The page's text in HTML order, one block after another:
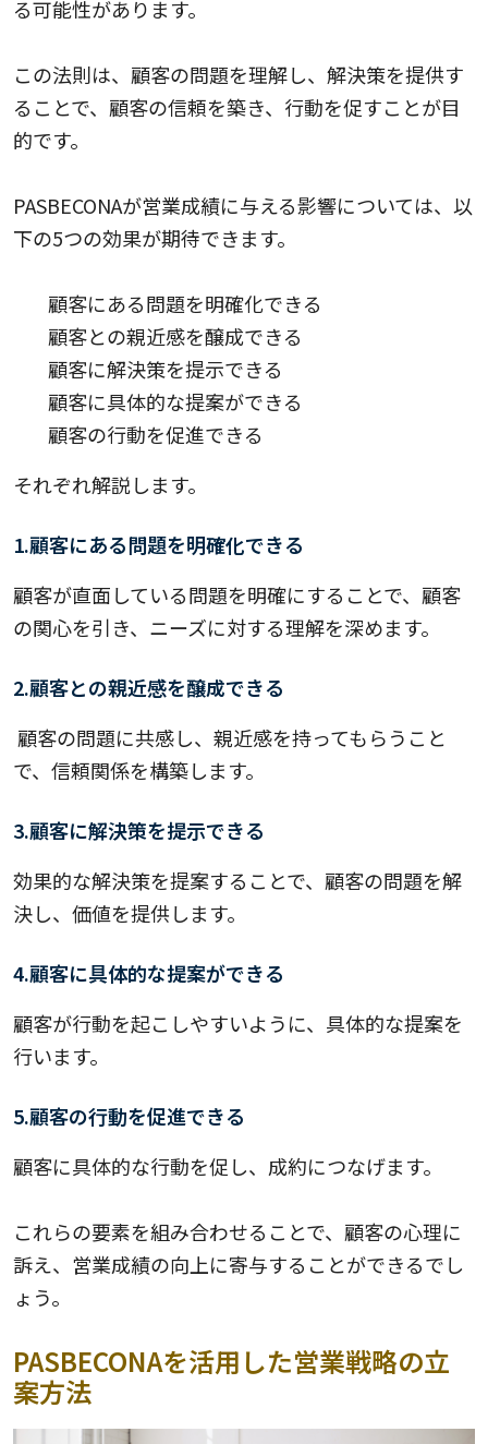
る可能性があります。
この法則は、顧客の問題を理解し、解決策を提供す
ることで、顧客の信頼を築き、行動を促すことが目
的です。
PASBECONAが営業成績に与える影響については、以
下の5つの効果が期待できます。
顧客にある問題を明確化できる
顧客との親近感を醸成できる
顧客に解決策を提示できる
顧客に具体的な提案ができる
顧客の行動を促進できる
それぞれ解説します。
1.顧客にある問題を明確化できる
顧客が直面している問題を明確にすることで、顧客
の関心を引き、ニーズに対する理解を深めます。
2.顧客との親近感を醸成できる
顧客の問題に共感し、親近感を持ってもらうこと
で、信頼関係を構築します。
3.顧客に解決策を提示できる
効果的な解決策を提案することで、顧客の問題を解
決し、価値を提供します。
4.顧客に具体的な提案ができる
顧客が行動を起こしやすいように、具体的な提案を
行います。
5.顧客の行動を促進できる
顧客に具体的な行動を促し、成約につなげます。
これらの要素を組み合わせることで、顧客の心理に
訴え、営業成績の向上に寄与することができるでし
ょう。
PASBECONAを活用した営業戦略の立
案方法